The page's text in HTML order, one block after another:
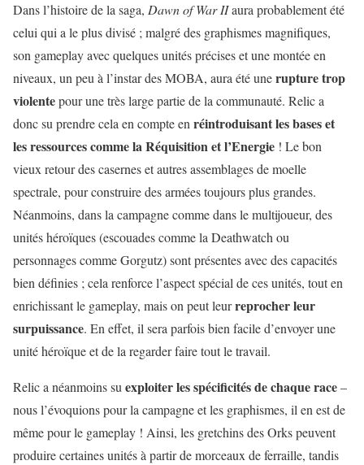
Dans l’histoire de la saga, Dawn of War IIaura probablement été
celui qui a le plus divisé ; malgré des graphismes magnifiques,
son gameplay avec quelques unités précises et une montée en
niveaux, un peu à l’instar des MOBA, aura été unerupture trop
violentepour une très large partie de la communauté. Relic a
donc su prendre cela en compte enréintroduisant les bases et
les ressources comme la Réquisition et l’Energie ! Le bon
vieux retour des casernes et autres assemblages de moelle
spectrale, pour construire des armées toujours plus grandes.
Néanmoins, dans la campagne comme dans le multijoueur, des
unités héroïques (escouades comme la Deathwatch ou
personnages comme Gorgutz) sont présentes avec des capacités
bien définies ; cela renforce l’aspect spécial de ces unités, tout en
enrichissant le gameplay, mais on peut leurreprocher leur
surpuissance. En effet, il sera parfois bien facile d’envoyer une
unité héroïque et de la regarder faire tout le travail.
Relic a néanmoins suexploiter les spécificités de chaque race–
nous l’évoquions pour la campagne et les graphismes, il en est de
même pour le gameplay ! Ainsi, les gretchins des Orks peuvent
produire certaines unités à partir de morceaux de ferraille, tandis